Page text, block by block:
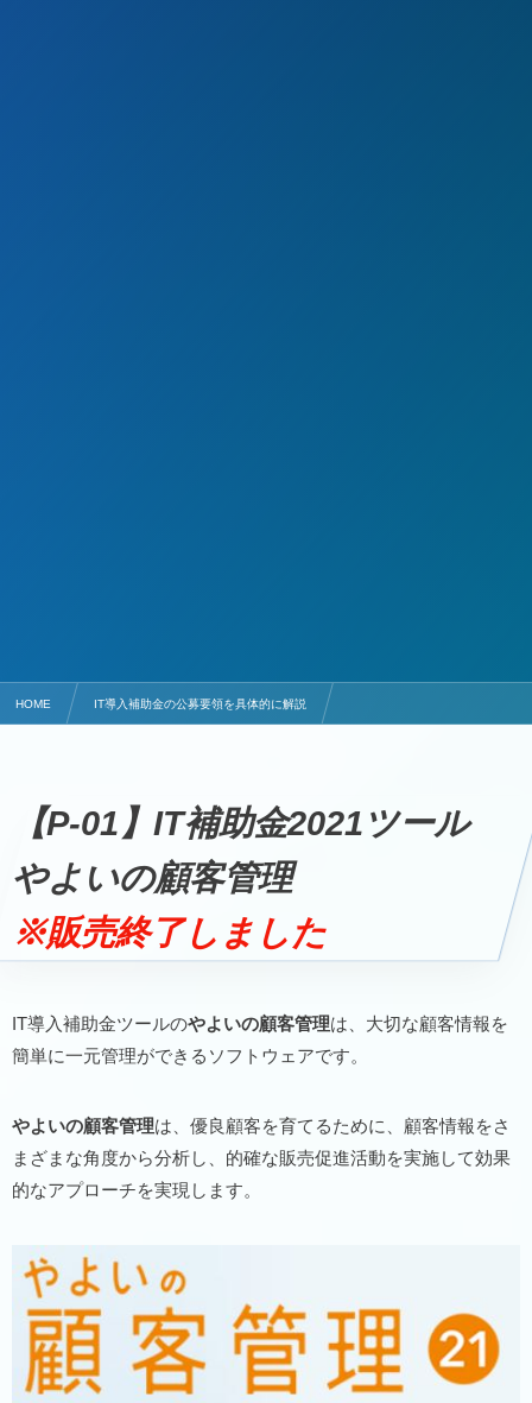
HOME IT導入補助金の公募要領を具体的に解説
【P-01】IT補助金2021ツール
やよいの顧客管理
※販売終了しました
IT導入補助金ツールのやよいの顧客管理は、大切な顧客情報を
簡単に一元管理ができるソフトウェアです。
やよいの顧客管理は、優良顧客を育てるために、顧客情報をさ
まざまな角度から分析し、的確な販売促進活動を実施して効果
的なアプローチを実現します。